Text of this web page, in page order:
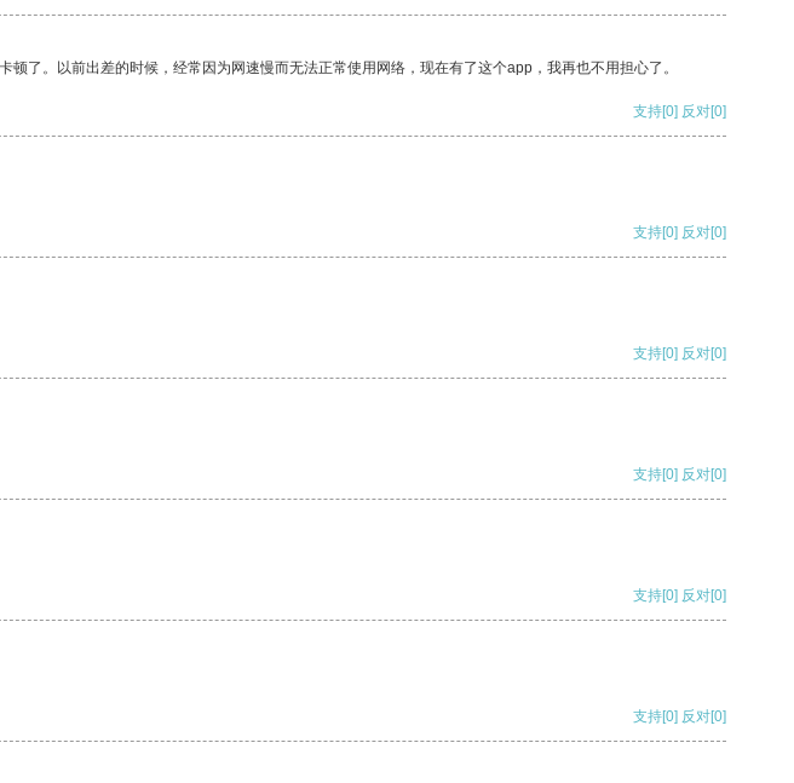
了。以前出差的时候，经常因为网速慢而无法正常使用网络，现在有了这个app，我再也不用担心了。
支持[0] 反对[0]
支持[0] 反对[0]
支持[0] 反对[0]
支持[0] 反对[0]
支持[0] 反对[0]
支持[0] 反对[0]